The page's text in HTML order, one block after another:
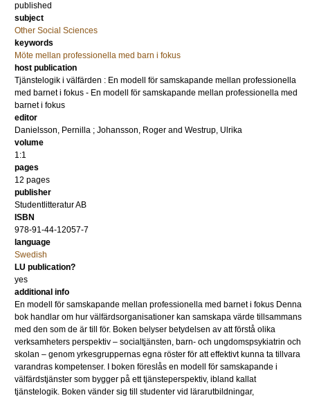
published
subject
Other Social Sciences
keywords
Möte mellan professionella med barn i fokus
host publication
Tjänstelogik i välfärden : En modell för samskapande mellan professionella
med barnet i fokus - En modell för samskapande mellan professionella med
barnet i fokus
editor
Danielsson, Pernilla ; Johansson, Roger and Westrup, Ulrika
volume
1:1
pages
12 pages
publisher
Studentlitteratur AB
ISBN
978-91-44-12057-7
language
Swedish
LU publication?
yes
additional info
En modell för samskapande mellan professionella med barnet i fokus Denna
bok handlar om hur välfärdsorganisationer kan samskapa värde tillsammans
med den som de är till för. Boken belyser betydelsen av att förstå olika
verksamheters perspektiv – socialtjänsten, barn- och ungdomspsykiatrin och
skolan – genom yrkesgruppernas egna röster för att effektivt kunna ta tillvara
varandras kompetenser. I boken föreslås en modell för samskapande i
välfärdstjänster som bygger på ett tjänsteperspektiv, ibland kallat
tjänstelogik. Boken vänder sig till studenter vid lärarutbildningar,